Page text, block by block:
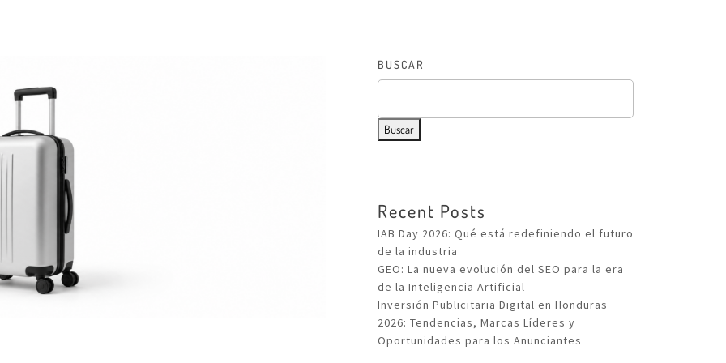
BUSCAR
Buscar
Recent Posts
IAB Day 2026: Qué está redefiniendo el futuro
de la industria
GEO: La nueva evolución del SEO para la era
de la Inteligencia Artificial
Inversión Publicitaria Digital en Honduras
2026: Tendencias, Marcas Líderes y
Oportunidades para los Anunciantes